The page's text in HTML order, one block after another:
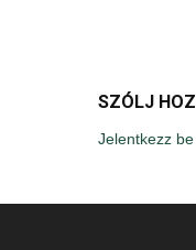
SZÓLJ
Jelentkezz